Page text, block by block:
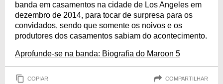
banda em casamentos na cidade de Los Angeles em
dezembro de 2014, para tocar de surpresa para os
convidados, sendo que somente os noivos e os
produtores dos casamentos sabiam do acontecimento.
Aprofunde-se na banda: Biografia do Maroon 5
COPIAR COMPARTILHAR